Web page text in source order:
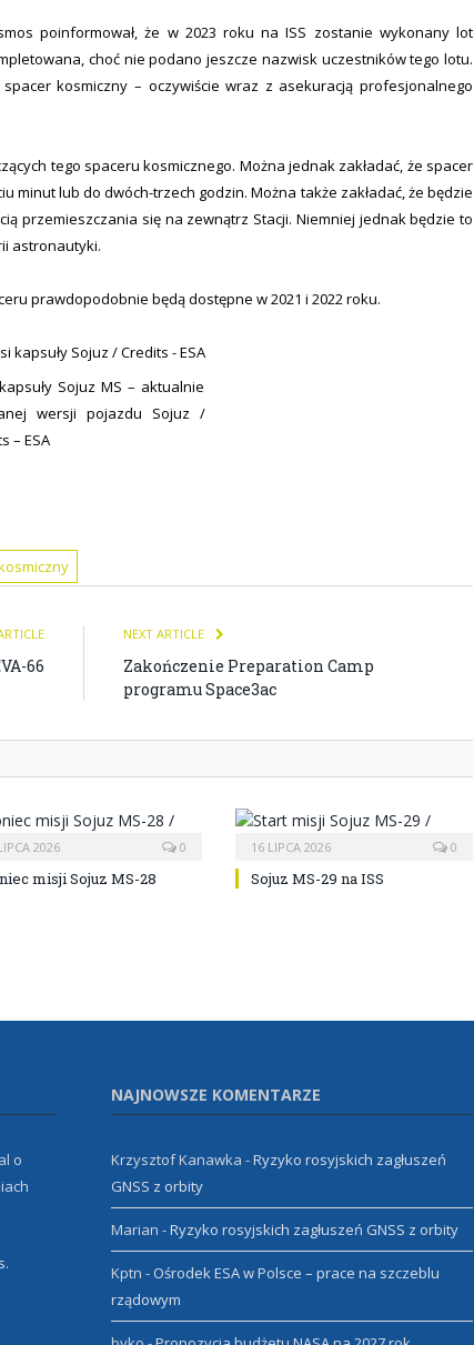
poinformował, że w 2023 roku na ISS zostanie wykonany lot
choć nie podano jeszcze nazwisk uczestników tego lotu.
kosmiczny – oczywiście wraz z asekuracją profesjonalnego
tego spaceru kosmicznego. Można jednak zakładać, że spacer
minut lub do dwóch-trzech godzin. Można także zakładać, że będzie
przemieszczania się na zewnątrz Stacji. Niemniej jednak będzie to
astronautyki.
prawdopodobnie będą dostępne w 2021 i 2022 roku.
Sojuz MS – aktualnie
wersji pojazdu Sojuz /
– ESA
66
NEXT ARTICLE
Zakończenie Preparation Camp
programu Space3ac
2026 0
misji Sojuz MS-28
16 LIPCA 2026 0
Sojuz MS-29 na ISS
o
.
NAJNOWSZE KOMENTARZE
Krzysztof Kanawka -Ryzyko rosyjskich zagłuszeń
GNSS z orbity
Marian -Ryzyko rosyjskich zagłuszeń GNSS z orbity
Kptn - Ośrodek ESA w Polsce – prace na szczeblu
rządowym